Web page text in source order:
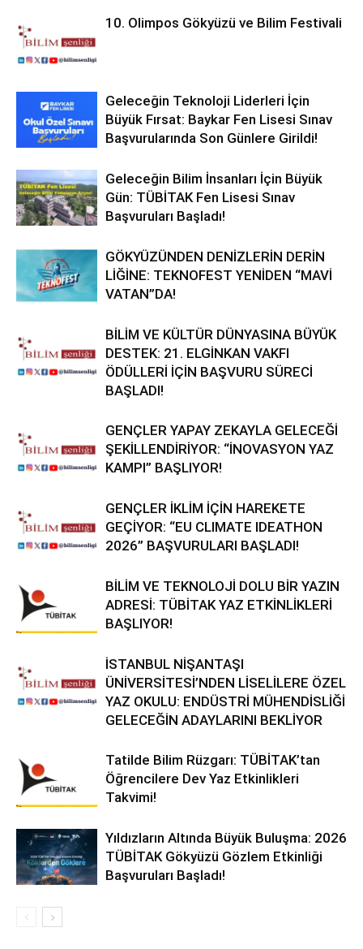
10. Olimpos Gökyüzü ve Bilim Festivali
Geleceğin Teknoloji Liderleri İçin
Büyük Fırsat: Baykar Fen Lisesi Sınav
Başvurularında Son Günlere Girildi!
Geleceğin Bilim İnsanları İçin Büyük
Gün: TÜBİTAK Fen Lisesi Sınav
Başvuruları Başladı!
GÖKYÜZÜNDEN DENİZLERİN DERİN
LİĞİNE: TEKNOFEST YENİDEN “MAVİ
VATAN”DA!
BİLİM VE KÜLTÜR DÜNYASINA BÜYÜK
DESTEK: 21. ELGİNKAN VAKFI
ÖDÜLLERİ İÇİN BAŞVURU SÜRECİ
BAŞLADI!
GENÇLER YAPAY ZEKAYLA GELECEĞİ
ŞEKİLLENDİRİYOR: “İNOVASYON YAZ
KAMPI” BAŞLIYOR!
GENÇLER İKLİM İÇİN HAREKETE
GEÇİYOR: “EU CLIMATE IDEATHON
2026” BAŞVURULARI BAŞLADI!
BİLİM VE TEKNOLOJİ DOLU BİR YAZIN
ADRESİ: TÜBİTAK YAZ ETKİNLİKLERİ
BAŞLIYOR!
İSTANBUL NİŞANTAŞI
ÜNİVERSİTESİ’NDEN LİSELİLERE ÖZEL
YAZ OKULU: ENDÜSTRİ MÜHENDİSLİĞİ
GELECEĞİN ADAYLARINI BEKLİYOR
Tatilde Bilim Rüzgarı: TÜBİTAK’tan
Öğrencilere Dev Yaz Etkinlikleri
Takvimi!
Yıldızların Altında Büyük Buluşma: 2026
TÜBİTAK Gökyüzü Gözlem Etkinliği
Başvuruları Başladı!